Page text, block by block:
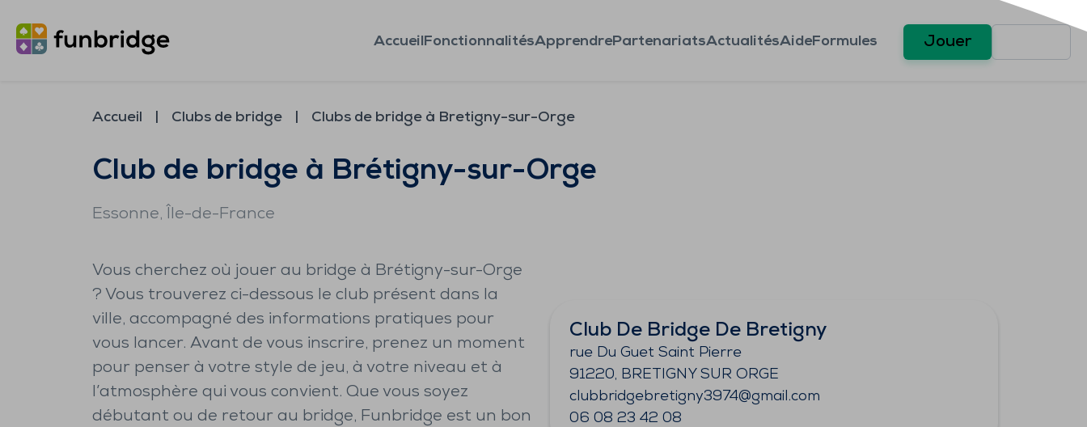
AccueilFonctionnalitésApprendrePartenariatsActualitésAideFormules Jouer
Accueil Clubs de bridge Clubs de bridge à Bretigny-sur-Orge
Club de bridge à Brétigny-sur-Orge
Essonne, Île-de-France
Vous cherchez où jouer au bridge à Brétigny-sur-Orge
? Vous trouverez ci-dessous le club présent dans la
ville, accompagné des informations pratiques pour
vous lancer. Avant de vous inscrire, prenez un moment
pour penser à votre style de jeu, à votre niveau et à
l’atmosphère qui vous convient. Que vous soyez
débutant ou de retour au bridge, Funbridge est un bon
Club De Bridge De Bretigny
rue Du Guet Saint Pierre
91220, BRETIGNY SUR ORGE
clubbridgebretigny3974@gmail.com
06 08 23 42 08